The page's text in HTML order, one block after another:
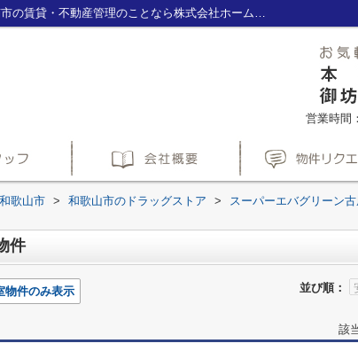
スーパーエバグリーン古屋店周辺の物件一覧｜海南市の賃貸・不動産管理のことなら株式会社ホームズ(HOME'S)へ
営業時間
和歌山市 > 和歌山市のドラッグストア > スーパーエバグリーン
件
並び順：
物件のみ表示
該